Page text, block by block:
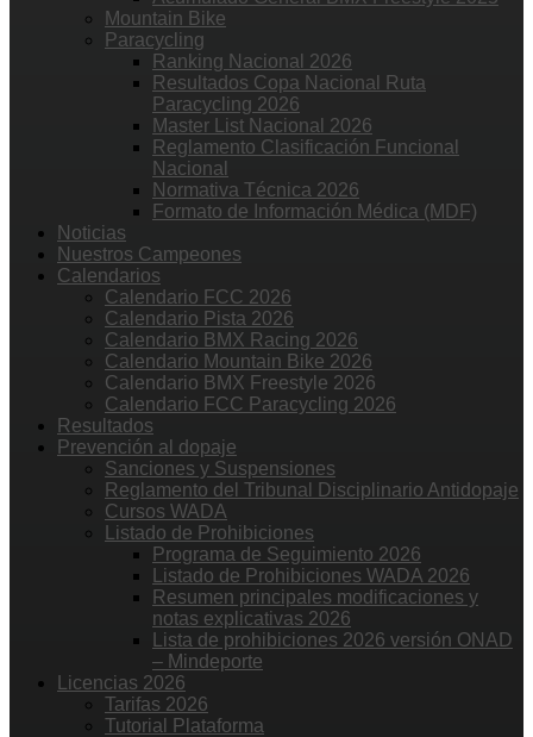
Mountain Bike
Paracycling
Ranking Nacional 2026
Resultados Copa Nacional Ruta
Paracycling 2026
Master List Nacional 2026
Reglamento Clasificación Funcional
Nacional
Normativa Técnica 2026
Formato de Información Médica (MDF)
Noticias
Nuestros Campeones
Calendarios
Calendario FCC 2026
Calendario Pista 2026
Calendario BMX Racing 2026
Calendario Mountain Bike 2026
Calendario BMX Freestyle 2026
Calendario FCC Paracycling 2026
Resultados
Prevención al dopaje
Sanciones y Suspensiones
Reglamento del Tribunal Disciplinario Antidopaje
Cursos WADA
Listado de Prohibiciones
Programa de Seguimiento 2026
Listado de Prohibiciones WADA 2026
Resumen principales modificaciones y
notas explicativas 2026
Lista de prohibiciones 2026 versión ONAD
– Mindeporte
Licencias 2026
Tarifas 2026
Tutorial Plataforma